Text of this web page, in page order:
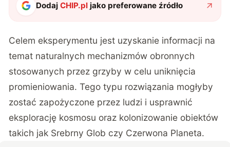
DodajCHIP.pl jako preferowane źródło
Celem eksperymentu jest uzyskanie informacji na
temat naturalnych mechanizmów obronnych
stosowanych przez grzyby w celu uniknięcia
promieniowania. Tego typu rozwiązania mogłyby
zostać zapożyczone przez ludzi i usprawnić
eksplorację kosmosu oraz kolonizowanie obiektów
takich jak Srebrny Glob czy Czerwona Planeta.